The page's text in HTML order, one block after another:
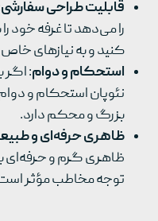
قابلیت طراحی سفارشی
را می‌دهد تا غرفه خود
کنید و به نیازهای
استحکام و دوام: اگر
نئوپان استحکام و
بزرگ و محکم دارد.
ظاهری حرفه‌ای و
ظاهری گرم و حرفه‌ای
توجه مخاطب مؤثر